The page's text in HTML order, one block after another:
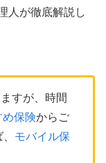
人が徹底解説し
すが、時間
保険からご
モバイル保